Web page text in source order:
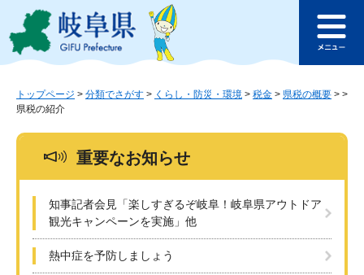
ジ
ュ
このページの本文へ
ュ
トップページ > 分類でさがす > くらし・防災・環境 > 税金 > 県税の概要 > >
県税の紹介
重要なお知らせ
知事記者会見「楽しすぎるぞ岐阜！岐阜県アウトドア
観光キャンペーンを実施」他
熱中症を予防しましょう